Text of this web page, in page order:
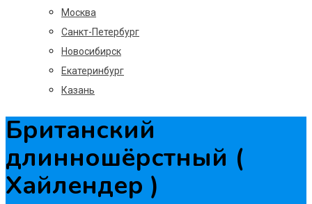
Москва
Санкт-Петербург
Новосибирск
Екатеринбург
Казань
Британский
длинношёрстный (
Хайлендер )